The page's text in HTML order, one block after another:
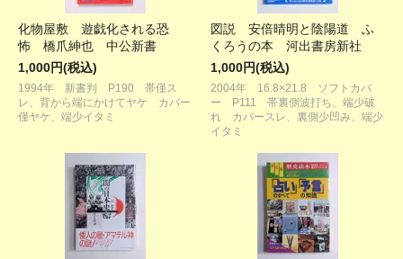
化物屋敷 遊戯化される恐
怖 橋爪紳也 中公新書
1,000円(税込)
1994年 新書判 P190 帯僅ス
レ、背から端にかけてヤケ カバー
僅ヤケ、端少イタミ
図説 安倍晴明と陰陽道 ふ
くろうの本 河出書房新社
1,000円(税込)
2004年 16.8×21.8 ソフトカバ
ー P111 帯裏側波打ち、端少破
れ カバースレ、裏側少凹み、端少
イタミ